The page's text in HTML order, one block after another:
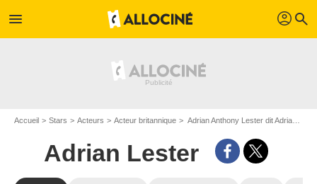
menu profil search
Accueil Stars Acteurs Acteur britannique Adrian Anthony Lester dit Adrian Lester
Adrian Lester